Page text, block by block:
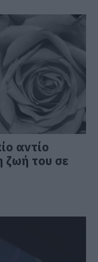
αντίο
ζωή του σε